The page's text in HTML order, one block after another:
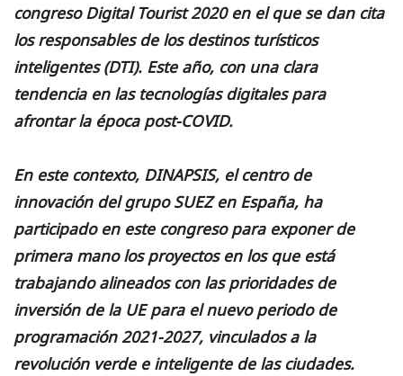
congreso Digital Tourist 2020 en el que se dan cita
los responsables de los destinos turísticos
inteligentes (DTI). Este año, con una clara
tendencia en las tecnologías digitales para
afrontar la época post-COVID.
En este contexto, DINAPSIS, el centro de
innovación del grupo SUEZ en España, ha
participado en este congreso para exponer de
primera mano los proyectos en los que está
trabajando alineados con las prioridades de
inversión de la UE para el nuevo periodo de
programación 2021-2027, vinculados a la
revolución verde e inteligente de las ciudades.